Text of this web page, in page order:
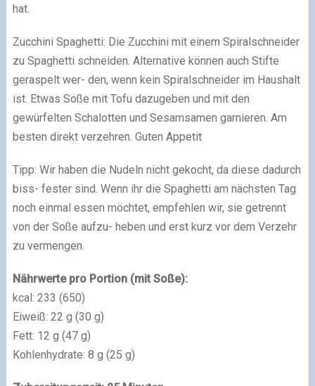
hat.
Zucchini Spaghetti: Die Zucchini mit einem Spiralschneider
zu Spaghetti schneiden. Alternative können auch Stifte
geraspelt wer- den, wenn kein Spiralschneider im Haushalt
ist. Etwas Soße mit Tofu dazugeben und mit den
gewürfelten Schalotten und Sesamsamen garnieren. Am
besten direkt verzehren. Guten Appetit
Tipp: Wir haben die Nudeln nicht gekocht, da diese dadurch
biss- fester sind. Wenn ihr die Spaghetti am nächsten Tag
noch einmal essen möchtet, empfehlen wir, sie getrennt
von der Soße aufzu- heben und erst kurz vor dem Verzehr
zu vermengen.
Nährwerte pro Portion (mit Soße):
kcal: 233 (650)
Eiweiß: 22 g (30 g)
Fett: 12 g (47 g)
Kohlenhydrate: 8 g (25 g)